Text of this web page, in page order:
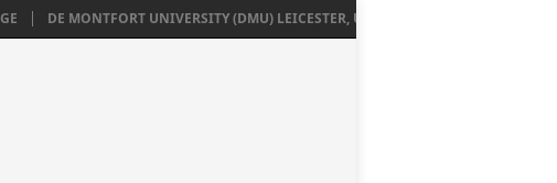
DE MONTFORT UNIVERSITY (DMU) LEICESTER, UK เรียนต่ออังกฤษ SEPTEMBER 2026